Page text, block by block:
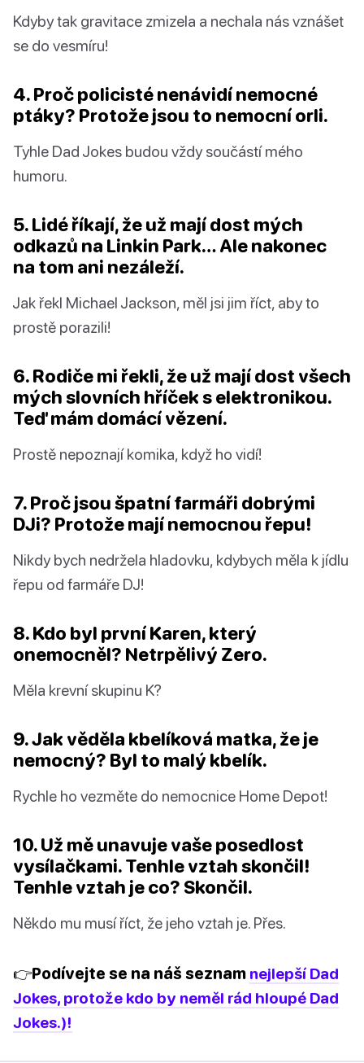
Kdyby tak gravitace zmizela a nechala nás vznášet
se do vesmíru!
4. Proč policisté nenávidí nemocné
ptáky? Protože jsou to nemocní orli.
Tyhle Dad Jokes budou vždy součástí mého
humoru.
5. Lidé říkají, že už mají dost mých
odkazů na Linkin Park… Ale nakonec
na tom ani nezáleží.
Jak řekl Michael Jackson, měl jsi jim říct, aby to
prostě porazili!
6. Rodiče mi řekli, že už mají dost všech
mých slovních hříček s elektronikou.
Teď mám domácí vězení.
Prostě nepoznají komika, když ho vidí!
7. Proč jsou špatní farmáři dobrými
DJi? Protože mají nemocnou řepu!
Nikdy bych nedržela hladovku, kdybych měla k jídlu
řepu od farmáře DJ!
8. Kdo byl první Karen, který
onemocněl? Netrpělivý Zero.
Měla krevní skupinu K?
9. Jak věděla kbelíková matka, že je
nemocný? Byl to malý kbelík.
Rychle ho vezměte do nemocnice Home Depot!
10. Už mě unavuje vaše posedlost
vysílačkami. Tenhle vztah skončil!
Tenhle vztah je co? Skončil.
Někdo mu musí říct, že jeho vztah je. Přes.
👉Podívejte se na náš seznam nejlepší Dad
Jokes, protože kdo by neměl rád hloupé Dad
Jokes.)!